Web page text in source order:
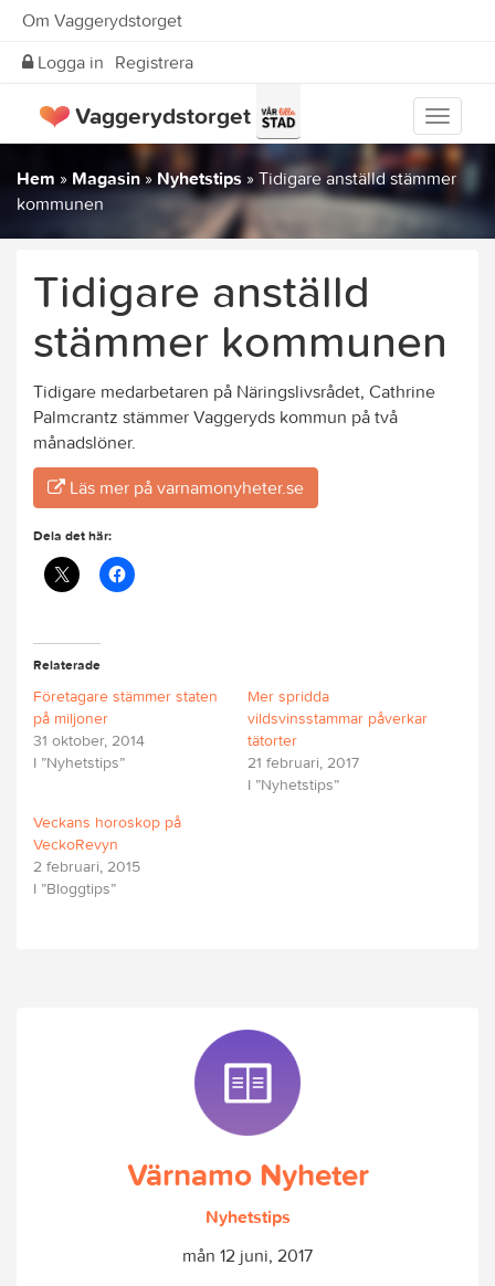
Om Vaggerydstorget
Logga in Registrera
Visa
meny
Vaggerydstorget
Hem » Magasin» Nyhetstips » Tidigare anställd stämmer
kommunen
Tidigare anställd
stämmer kommunen
Tidigare medarbetaren på Näringslivsrådet, Cathrine
Palmcrantz stämmer Vaggeryds kommun på två
månadslöner.
Läs mer på varnamonyheter.se
Dela det här:
Relaterade
Företagare stämmer staten
på miljoner
31 oktober, 2014
I ”Nyhetstips”
Mer spridda
vildsvinsstammar påverkar
tätorter
21 februari, 2017
I ”Nyhetstips”
Veckans horoskop på
VeckoRevyn
2 februari, 2015
I ”Bloggtips”
Värnamo Nyheter
Nyhetstips
mån 12 juni, 2017